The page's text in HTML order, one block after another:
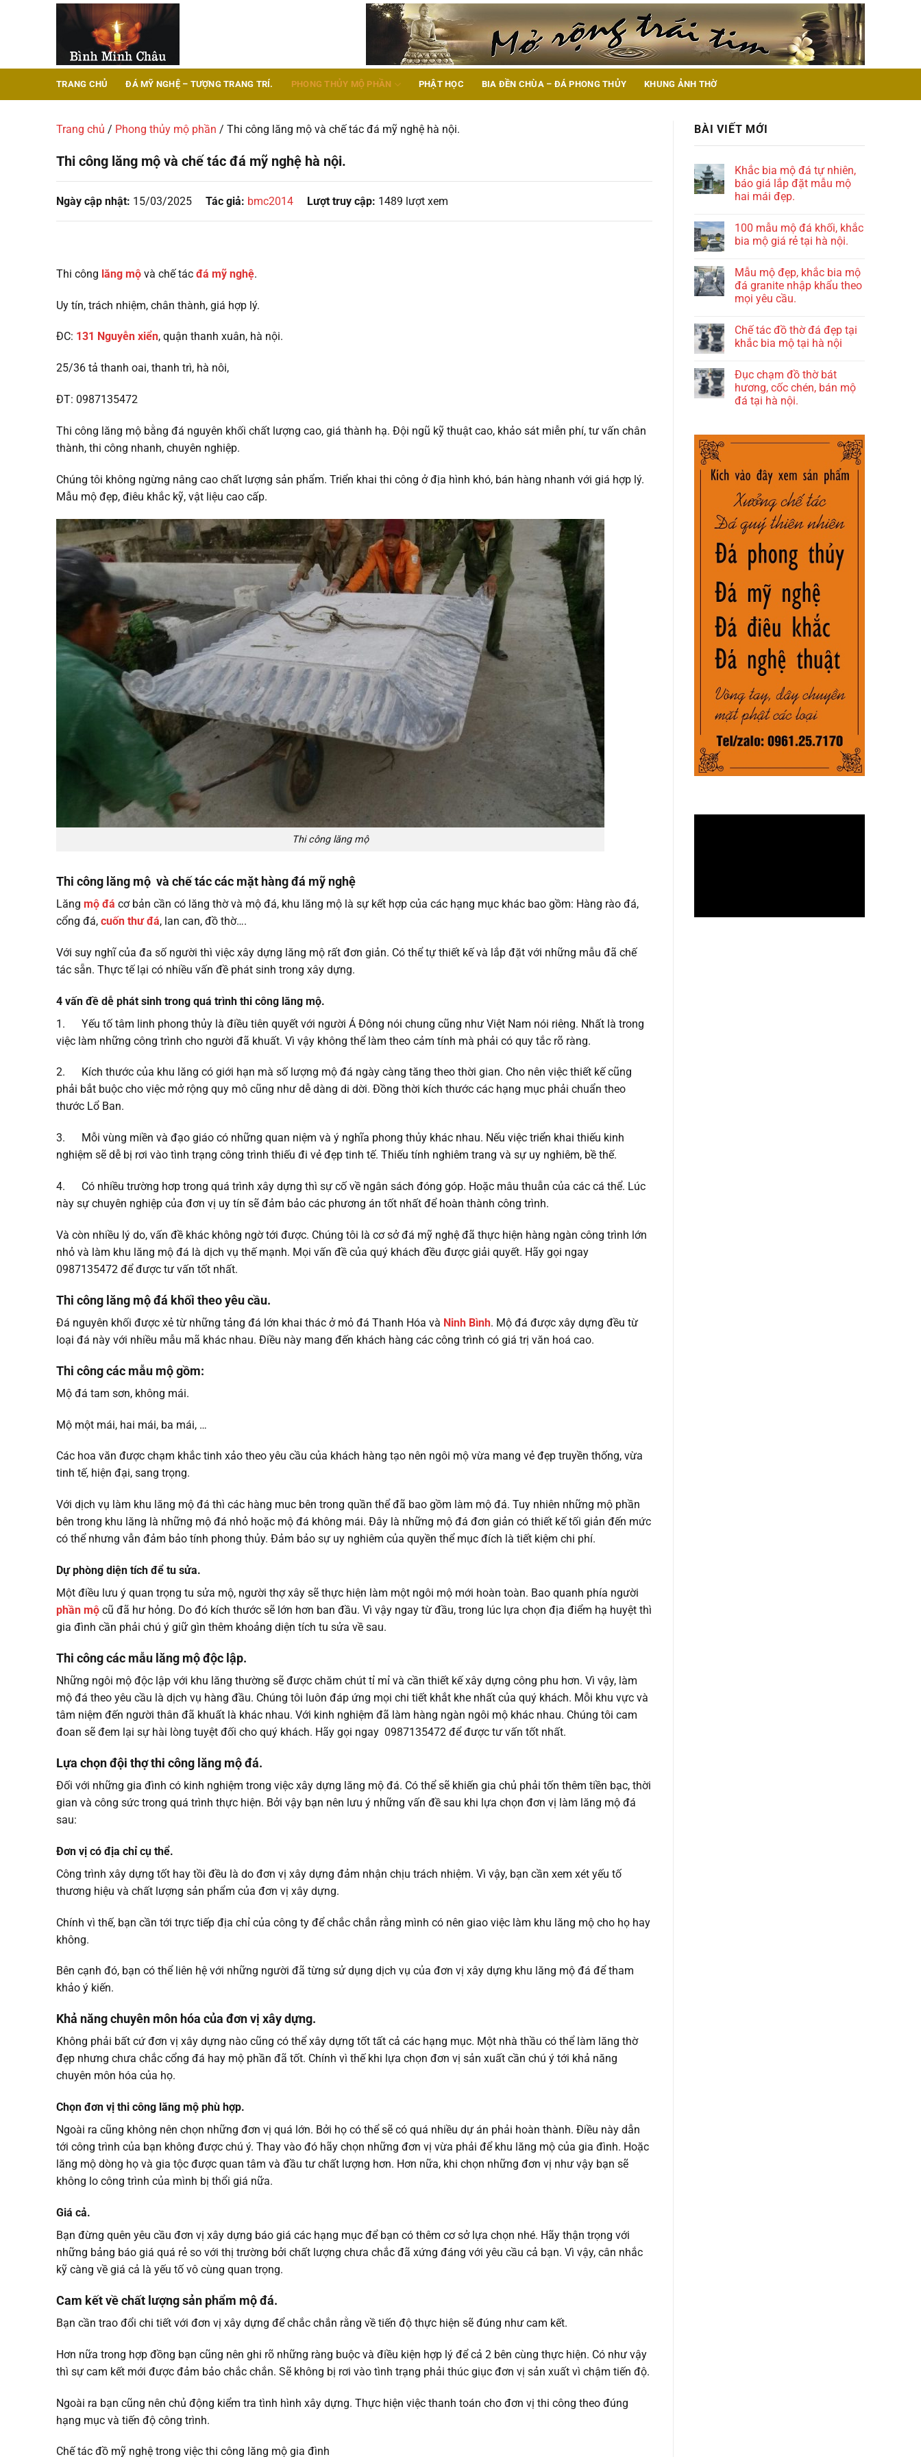
TRANG CHỦ ĐÁ MỸ NGHỆ – TƯỢNG TRANG TRÍ. PHONG THỦY MỘ PHẦN PHẬT HỌC BIA ĐỀN CHÙA – ĐÁ PHONG THỦY KHUNG ẢNH THỜ
Trang chủ / Phong thủy mộ phần / Thi công lăng mộ và chế tác đá mỹ nghệ hà nội.
Thi công lăng mộ và chế tác đá mỹ nghệ hà nội.
Ngày cập nhật: 15/03/2025 Tác giả: bmc2014 Lượt truy cập: 1489 lượt xem
Thi công lăng mộ và chế tác đá mỹ nghệ.
Uy tín, trách nhiệm, chân thành, giá hợp lý.
ĐC: 131 Nguyễn xiển, quận thanh xuân, hà nội.
25/36 tả thanh oai, thanh trì, hà nôi,
ĐT: 0987135472
Thi công lăng mộ bằng đá nguyên khối chất lượng cao, giá thành hạ. Đội ngũ kỹ thuật cao, khảo sát miễn phí, tư vấn chân
thành, thi công nhanh, chuyên nghiệp.
Chúng tôi không ngừng nâng cao chất lượng sản phẩm. Triển khai thi công ở địa hình khó, bán hàng nhanh với giá hợp lý.
Mẫu mộ đẹp, điêu khắc kỹ, vật liệu cao cấp.
Thi công lăng mộ
Thi công lăng mộ và chế tác các mặt hàng đá mỹ nghệ
Lăng mộ đá cơ bản cần có lăng thờ và mộ đá, khu lăng mộ là sự kết hợp của các hạng mục khác bao gồm: Hàng rào đá,
cổng đá, cuốn thư đá, lan can, đồ thờ….
Với suy nghĩ của đa số người thì việc xây dựng lăng mộ rất đơn giản. Có thể tự thiết kế và lắp đặt với những mẫu đã chế
tác sẵn. Thực tế lại có nhiều vấn đề phát sinh trong xây dựng.
4 vấn đề dễ phát sinh trong quá trình thi công lăng mộ.
1. Yếu tố tâm linh phong thủy là điều tiên quyết với người Á Đông nói chung cũng như Việt Nam nói riêng. Nhất là trong
việc làm những công trình cho người đã khuất. Vì vậy không thể làm theo cảm tính mà phải có quy tắc rõ ràng.
2. Kích thước của khu lăng có giới hạn mà số lượng mộ đá ngày càng tăng theo thời gian. Cho nên việc thiết kế cũng
phải bắt buộc cho việc mở rộng quy mô cũng như dễ dàng di dời. Đồng thời kích thước các hạng mục phải chuẩn theo
thước Lổ Ban.
3. Mỗi vùng miền và đạo giáo có những quan niệm và ý nghĩa phong thủy khác nhau. Nếu việc triển khai thiếu kinh
nghiệm sẽ dễ bị rơi vào tình trạng công trình thiếu đi vẻ đẹp tinh tế. Thiếu tính nghiêm trang và sự uy nghiêm, bề thế.
4. Có nhiều trường hơp trong quá trình xây dựng thì sự cố về ngân sách đóng góp. Hoặc mâu thuẫn của các cá thể. Lúc
này sự chuyên nghiệp của đơn vị uy tín sẽ đảm bảo các phương án tốt nhất để hoàn thành công trình.
Và còn nhiều lý do, vấn đề khác không ngờ tới được. Chúng tôi là cơ sở đá mỹ nghệ đã thực hiện hàng ngàn công trình lớn
nhỏ và làm khu lăng mộ đá là dịch vụ thế mạnh. Mọi vấn đề của quý khách đều được giải quyết. Hãy gọi ngay
0987135472 để được tư vấn tốt nhất.
Thi công lăng mộ đá khối theo yêu cầu.
Đá nguyên khối được xẻ từ những tảng đá lớn khai thác ở mỏ đá Thanh Hóa và Ninh Bình. Mộ đá được xây dựng đều từ
loại đá này với nhiều mẫu mã khác nhau. Điều này mang đến khách hàng các công trình có giá trị văn hoá cao.
Thi công các mẫu mộ gồm:
Mộ đá tam sơn, không mái.
Mộ một mái, hai mái, ba mái, …
Các hoa văn được chạm khắc tinh xảo theo yêu cầu của khách hàng tạo nên ngôi mộ vừa mang vẻ đẹp truyền thống, vừa
tinh tế, hiện đại, sang trọng.
Với dịch vụ làm khu lăng mộ đá thì các hàng muc bên trong quần thể đã bao gồm làm mộ đá. Tuy nhiên những mộ phần
bên trong khu lăng là những mộ đá nhỏ hoặc mộ đá không mái. Đây là những mộ đá đơn giản có thiết kế tối giản đến mức
có thể nhưng vẫn đảm bảo tính phong thủy. Đảm bảo sự uy nghiêm của quyền thể mục đích là tiết kiệm chi phí.
Dự phòng diện tích để tu sửa.
Một điều lưu ý quan trọng tu sửa mộ, người thợ xây sẽ thực hiện làm một ngôi mộ mới hoàn toàn. Bao quanh phía người
phần mộ cũ đã hư hỏng. Do đó kích thước sẽ lớn hơn ban đầu. Vì vậy ngay từ đầu, trong lúc lựa chọn địa điểm hạ huyệt thì
gia đình cần phải chú ý giữ gìn thêm khoảng diện tích tu sửa về sau.
Thi công các mẫu lăng mộ độc lập.
Những ngôi mộ độc lập với khu lăng thường sẽ được chăm chút tỉ mỉ và cần thiết kế xây dựng công phu hơn. Vì vậy, làm
mộ đá theo yêu cầu là dịch vụ hàng đầu. Chúng tôi luôn đáp ứng mọi chi tiết khắt khe nhất của quý khách. Mỗi khu vực và
tâm niệm đến người thân đã khuất là khác nhau. Với kinh nghiệm đã làm hàng ngàn ngôi mộ khác nhau. Chúng tôi cam
đoan sẽ đem lại sự hài lòng tuyệt đối cho quý khách. Hãy gọi ngay 0987135472 để được tư vấn tốt nhất.
Lựa chọn đội thợ thi công lăng mộ đá.
Đối với những gia đình có kinh nghiệm trong việc xây dựng lăng mộ đá. Có thể sẽ khiến gia chủ phải tốn thêm tiền bạc, thời
gian và công sức trong quá trình thực hiện. Bởi vậy bạn nên lưu ý những vấn đề sau khi lựa chọn đơn vị làm lăng mộ đá
sau:
Đơn vị có địa chỉ cụ thể.
Công trình xây dựng tốt hay tồi đều là do đơn vị xây dựng đảm nhận chịu trách nhiệm. Vì vậy, bạn cần xem xét yếu tố
thương hiệu và chất lượng sản phẩm của đơn vị xây dựng.
Chính vì thế, bạn cần tới trực tiếp địa chỉ của công ty để chắc chắn rằng mình có nên giao việc làm khu lăng mộ cho họ hay
không.
Bên cạnh đó, bạn có thể liên hệ với những người đã từng sử dụng dịch vụ của đơn vị xây dựng khu lăng mộ đá để tham
khảo ý kiến.
Khả năng chuyên môn hóa của đơn vị xây dựng.
Không phải bất cứ đơn vị xây dựng nào cũng có thể xây dựng tốt tất cả các hạng mục. Một nhà thầu có thể làm lăng thờ
đẹp nhưng chưa chắc cổng đá hay mộ phần đã tốt. Chính vì thế khi lựa chọn đơn vị sản xuất cần chú ý tới khả năng
chuyên môn hóa của họ.
Chọn đơn vị thi công lăng mộ phù hợp.
Ngoài ra cũng không nên chọn những đơn vị quá lớn. Bởi họ có thể sẽ có quá nhiều dự án phải hoàn thành. Điều này dẫn
tới công trình của bạn không được chú ý. Thay vào đó hãy chọn những đơn vị vừa phải để khu lăng mộ của gia đình. Hoặc
lăng mộ dòng họ và gia tộc được quan tâm và đầu tư chất lượng hơn. Hơn nữa, khi chọn những đơn vị như vậy bạn sẽ
không lo công trình của mình bị thổi giá nữa.
Giá cả.
Bạn đừng quên yêu cầu đơn vị xây dựng báo giá các hạng mục để bạn có thêm cơ sở lựa chọn nhé. Hãy thận trọng với
những bảng báo giá quá rẻ so với thị trường bởi chất lượng chưa chắc đã xứng đáng với yêu cầu cả bạn. Vì vậy, cân nhắc
kỹ càng về giá cả là yếu tố vô cùng quan trọng.
Cam kết về chất lượng sản phẩm mộ đá.
Bạn cần trao đổi chi tiết với đơn vị xây dựng để chắc chắn rằng về tiến độ thực hiện sẽ đúng như cam kết.
Hơn nữa trong hợp đồng bạn cũng nên ghi rõ những ràng buộc và điều kiện hợp lý để cả 2 bên cùng thực hiện. Có như vậy
thì sự cam kết mới được đảm bảo chắc chắn. Sẽ không bị rơi vào tình trạng phải thúc giục đơn vị sản xuất vì chậm tiến độ.
Ngoài ra bạn cũng nên chủ động kiểm tra tình hình xây dựng. Thực hiện việc thanh toán cho đơn vị thi công theo đúng
hạng mục và tiến độ công trình.
Chế tác đồ mỹ nghệ trong việc thi công lăng mộ gia đình
BÀI VIẾT MỚI
Khắc bia mộ đá tự nhiên,
báo giá lắp đặt mẫu mộ
hai mái đẹp.
100 mẫu mộ đá khối, khắc
bia mộ giá rẻ tại hà nội.
Mẫu mộ đẹp, khắc bia mộ
đá granite nhập khẩu theo
mọi yêu cầu.
Chế tác đồ thờ đá đẹp tại
khắc bia mộ tại hà nội
Đục chạm đồ thờ bát
hương, cốc chén, bán mộ
đá tại hà nội.